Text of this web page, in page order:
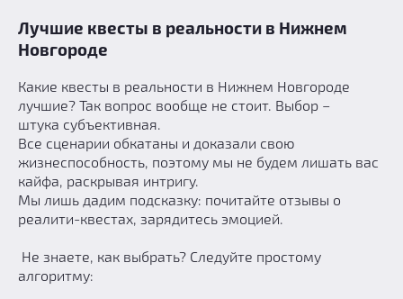
Лучшие квесты в реальности в Нижнем
Новгороде
Какие квесты в реальности в Нижнем Новгороде
лучшие? Так вопрос вообще не стоит. Выбор −
штука субъективная.
Все сценарии обкатаны и доказали свою
жизнеспособность, поэтому мы не будем лишать вас
кайфа, раскрывая интригу.
Мы лишь дадим подсказку: почитайте отзывы о
реалити-квестах, зарядитесь эмоцией.
Не знаете, как выбрать? Следуйте простому
алгоритму: